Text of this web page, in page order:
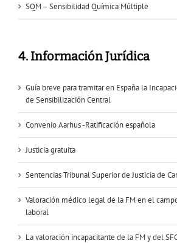
SQM – Sensibilidad Química Múltiple
4. Información Jurídica
Guía breve para tramitar en España la
de Sensibilización Central
Convenio Aarhus -Ratificación española
Justicia gratuita
Sentencias Tribunal Superior de Justicia de
Valoración médico legal de la FM en el
laboral
La valoración incapacitante de la FM y del